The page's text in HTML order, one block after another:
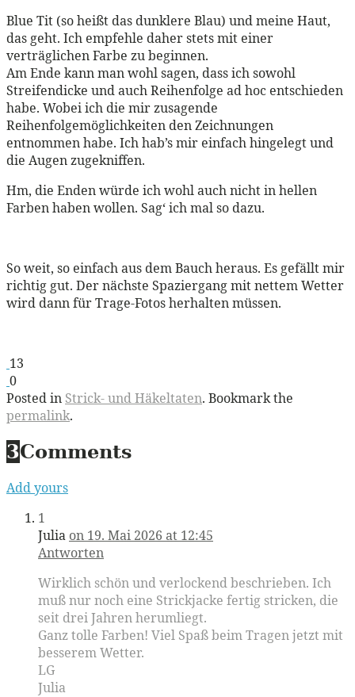
Blue Tit (so heißt das dunklere Blau) und meine Haut,
das geht. Ich empfehle daher stets mit einer
verträglichen Farbe zu beginnen.
Am Ende kann man wohl sagen, dass ich sowohl
Streifendicke und auch Reihenfolge ad hoc entschieden
habe. Wobei ich die mir zusagende
Reihenfolgemöglichkeiten den Zeichnungen
entnommen habe. Ich hab’s mir einfach hingelegt und
die Augen zugekniffen.
Hm, die Enden würde ich wohl auch nicht in hellen
Farben haben wollen. Sag‘ ich mal so dazu.
So weit, so einfach aus dem Bauch heraus. Es gefällt mir
richtig gut. Der nächste Spaziergang mit nettem Wetter
wird dann für Trage-Fotos herhalten müssen.
13
0
Posted in Strick- und Häkeltaten. Bookmark the
permalink.
3Comments
Add yours
1
Julia on 19. Mai 2026 at 12:45
Antworten
Wirklich schön und verlockend beschrieben. Ich
muß nur noch eine Strickjacke fertig stricken, die
seit drei Jahren herumliegt.
Ganz tolle Farben! Viel Spaß beim Tragen jetzt mit
besserem Wetter.
LG
Julia